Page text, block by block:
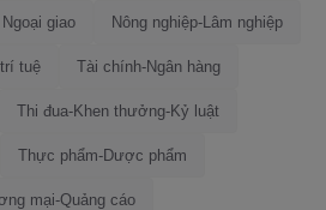
Ngoại giao Nông nghiệp-Lâm nghiệp
tuệ Tài chính-Ngân hàng
Thi đua-Khen thưởng-Kỷ luật
Thực phẩm-Dược phẩm
mại-Quảng cáo